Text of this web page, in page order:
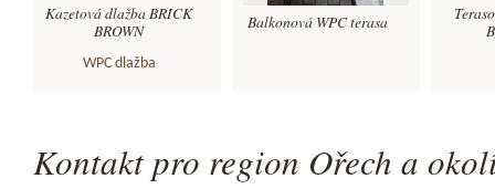
Kazetová dlažba BRICK
BROWN
WPC dlažba
Balkonová WPC terasa
Kontakt pro region Ořech a